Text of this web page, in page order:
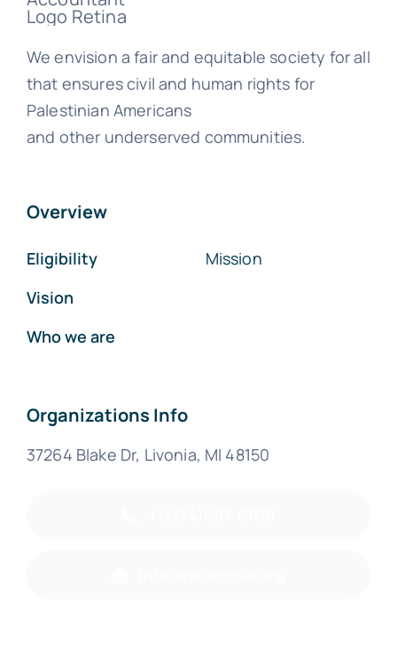
We envision a fair and equitable society for all
that ensures civil and human rights for
Palestinian Americans
and other underserved communities.
Overview
Eligibility
Vision
Who we are
Mission
Organizations Info
37264 Blake Dr, Livonia, MI 48150